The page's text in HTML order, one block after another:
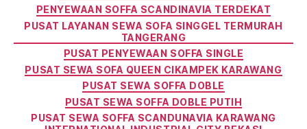
PENYEWAAN SOFFA SCANDINAVIA TERDEKAT
PUSAT LAYANAN SEWA SOFA SINGGEL TERMURAH
TANGERANG
PUSAT PENYEWAAN SOFFA SINGLE
PUSAT SEWA SOFA QUEEN CIKAMPEK KARAWANG
PUSAT SEWA SOFFA DOBLE
PUSAT SEWA SOFFA DOBLE PUTIH
PUSAT SEWA SOFFA SCANDUNAVIA KARAWANG